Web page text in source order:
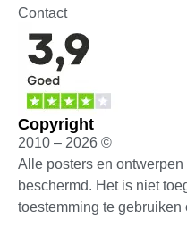
Contact
Copyright
2010 – 2026 ©
Alle posters en
beschermd. Het is niet
toestemming te